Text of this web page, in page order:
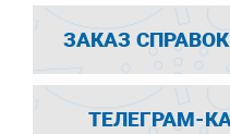
ЗАКАЗ
ТЕЛЕГРАМ-